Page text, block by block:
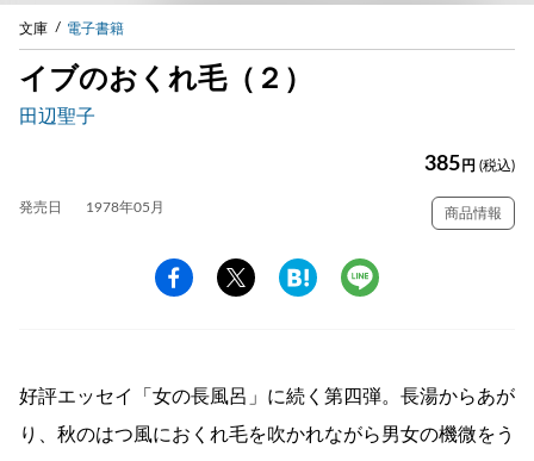
文庫 電子書籍
イブのおくれ毛（２）
田辺聖子
385 円 (税込)
発売日 1978年05月 商品情報
好評エッセイ「女の長風呂」に続く第四弾。長湯からあが
り、秋のはつ風におくれ毛を吹かれながら男女の機微をう